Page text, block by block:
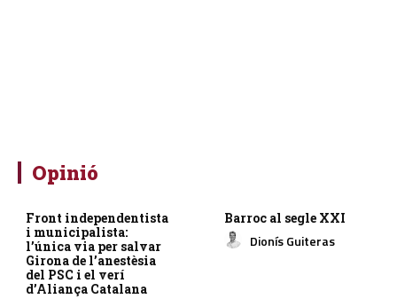
Opinió
Front independentista
i municipalista:
l’única via per salvar
Girona de l’anestèsia
del PSC i el verí
d’Aliança Catalana
Barroc al segle XXI
Dionís Guiteras